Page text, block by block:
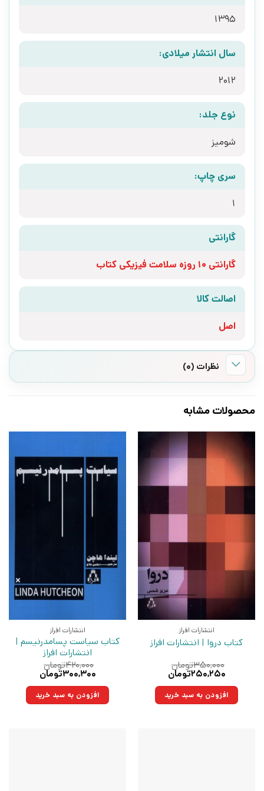
1395
سال انتشار میلادی:
2012
نوع جلد:
شومیز
سری چاپ:
1
گارانتی
گارانتی 10 روزه سلامت فیزیکی کتاب
اصالت کالا
اصل
نظرات (0)
محصولات مشابه
انتشارات افراز
کتاب دروا | انتشارات افراز
۳۵۰,۰۰۰تومان
قیمت
۳۵۰,۰۰۰تومان
بود.
۲۵۰,۲۵۰تومان
۲۵۰,۲۵۰تومان.افزودن به سبد خرید
انتشارات افراز
کتاب سیاست پسامدرنیسم |
انتشارات افراز
۴۲۰,۰۰۰تومان
قیمت
۴۲۰,۰۰۰تومان
بود.
۳۰۰,۳۰۰تومان
۳۰۰,۳۰۰تومان.افزودن به سبد خرید